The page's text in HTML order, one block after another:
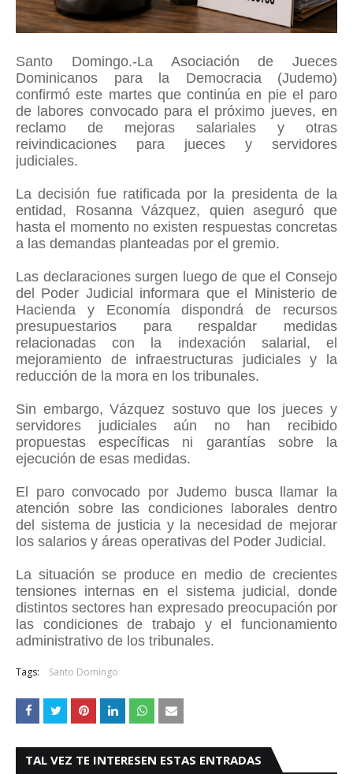
Santo Domingo.-La Asociación de Jueces
Dominicanos para la Democracia (Judemo)
confirmó este martes que continúa en pie el paro
de labores convocado para el próximo jueves, en
reclamo de mejoras salariales y otras
reivindicaciones para jueces y servidores
judiciales.
La decisión fue ratificada por la presidenta de la
entidad, Rosanna Vázquez, quien aseguró que
hasta el momento no existen respuestas concretas
a las demandas planteadas por el gremio.
Las declaraciones surgen luego de que el Consejo
del Poder Judicial informara que el Ministerio de
Hacienda y Economía dispondrá de recursos
presupuestarios para respaldar medidas
relacionadas con la indexación salarial, el
mejoramiento de infraestructuras judiciales y la
reducción de la mora en los tribunales.
Sin embargo, Vázquez sostuvo que los jueces y
servidores judiciales aún no han recibido
propuestas específicas ni garantías sobre la
ejecución de esas medidas.
El paro convocado por Judemo busca llamar la
atención sobre las condiciones laborales dentro
del sistema de justicia y la necesidad de mejorar
los salarios y áreas operativas del Poder Judicial.
La situación se produce en medio de crecientes
tensiones internas en el sistema judicial, donde
distintos sectores han expresado preocupación por
las condiciones de trabajo y el funcionamiento
administrativo de los tribunales.
Tags: Santo Domingo
TAL VEZ TE INTERESEN ESTAS ENTRADAS